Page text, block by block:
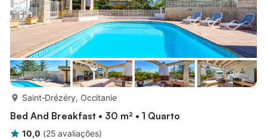
Saint-Drézéry, Occitanie
Bed And Breakfast • 30 m² • 1 Quarto
10,0 (25 avaliações)